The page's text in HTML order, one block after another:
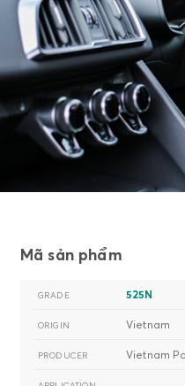
Mã sản phẩm
525N
Vietnam
Vietnam